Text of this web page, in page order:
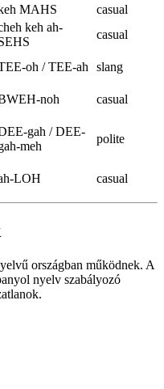
MAHS
casual
keh ah-
casual
oh / TEE-ah
slang
noh
casual
gah / DEE-
meh
polite
LOH casual
országban működnek. A
nyelv szabályozó